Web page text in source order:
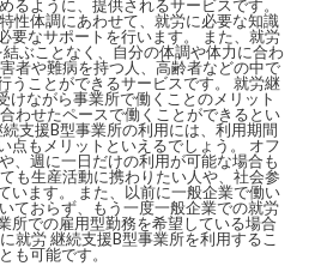
るように、提供されるサービスです。
性体調にあわせて、就労に必要な知識
要なサポートを行います。 また、就労
ぶことなく、自分の体調や体力に合わ
者や難病を持つ人、高齢者などの中で
うことができるサービスです。 就労継
けながら事業所で働くことのメリット
わせたペースで働くことができるとい
支援B型事業所の利用には、利用期間
点もメリットといえるでしょう。 オフ
、週に一日だけの利用が可能な場合も
も生産活動に携わりたい人や、社会参
います。 また、以前に一般企業で働い
ておらず、もう一度一般企業での就労
所での雇用型勤務を希望している場合
就労 継続支援B型事業所を利用するこ
とも可能です。